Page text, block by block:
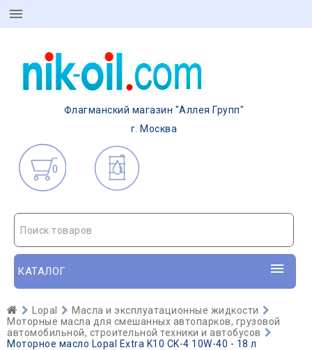
Флагманский магазин "Аллея Групп"
г. Москва
0
Поиск товаров
КАТАЛОГ
Lopal
Масла и эксплуатационные жидкости
Моторные масла для смешанных автопарков, грузовой
автомобильной, строительной техники и автобусов
Моторное масло Lopal Extra K10 CK-4 10W-40 - 18 л